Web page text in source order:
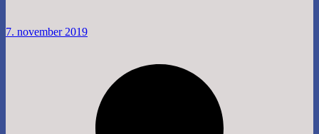
7. november 2019